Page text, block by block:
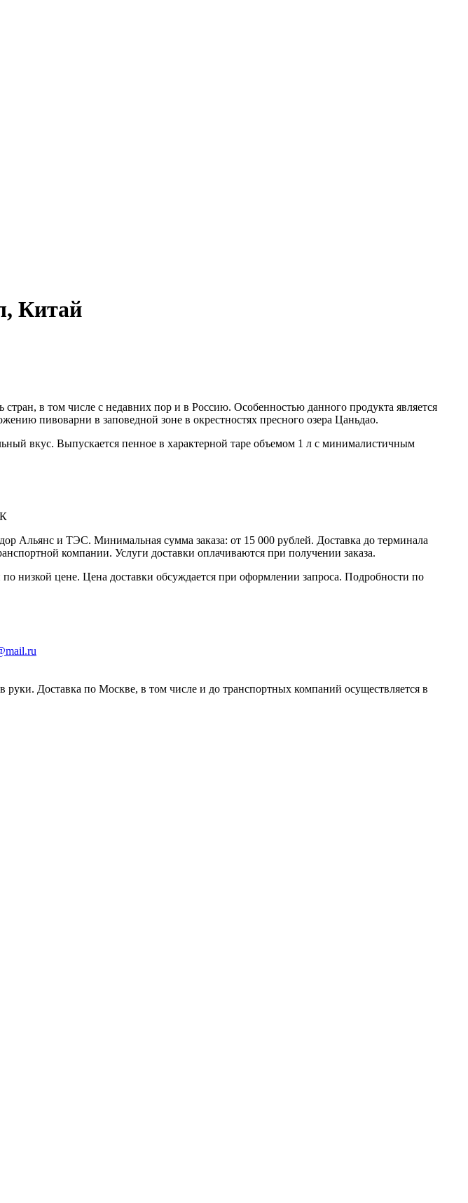
Китай
в том числе с недавних пор и в Россию. Особенностью данного продукта является
пивоварни в заповедной зоне в окрестностях пресного озера Цаньдао.
вкус. Выпускается пенное в характерной таре объемом 1 л с минималистичным
и ТЭС. Минимальная сумма заказа: от 15 000 рублей. Доставка до терминала
компании. Услуги доставки оплачиваются при получении заказа.
цене. Цена доставки обсуждается при оформлении запроса. Подробности по
Доставка по Москве, в том числе и до транспортных компаний осуществляется в